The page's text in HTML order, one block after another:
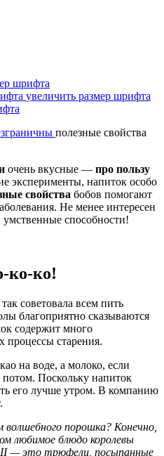
шрифта
увеличить размер шрифта
полезные свойства
очень вкусные — про пользу
эксперименты, напиток особо
свойства бобов помогают
Не менее интересен
умственные способности!
ко-ко!
советовала всем пить
благоприятно сказываются
содержит много
процессы старения.
на воде, а молоко, если
потом. Поскольку напиток
его лучше утром. В компанию
порошка? Конечно,
любимое блюдо королевы
II — это трюфели, посыпанные